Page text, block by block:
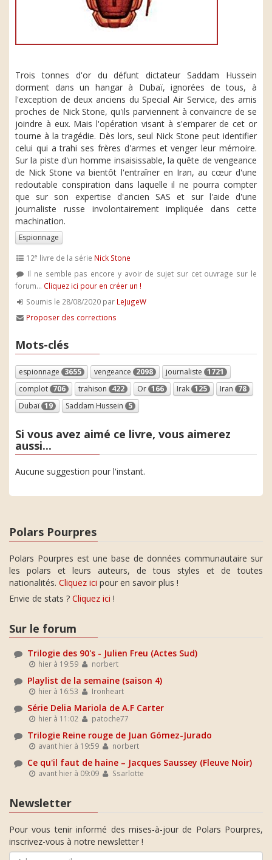
Trois tonnes d'or du défunt dictateur Saddam Hussein
dorment dans un hangar à Dubaï, ignorées de tous, à
l'exception de deux anciens du Special Air Service, des amis
proches de Nick Stone, qu'ils parviennent à convaincre de se
joindre à eux. Mais l'opération visant à s'emparer de cet or
tourne à la tragédie. Dès lors, seul Nick Stone peut identifier
celui qui a trahi ses frères d'armes et venger leur mémoire.
Sur la piste d'un homme insaisissable, la quête de vengeance
de Nick Stone va bientôt l'entraîner en Iran, au cœur d'une
redoutable conspiration dans laquelle il ne pourra compter
que sur son expertise d'ancien SAS et sur l'aide d'une
journaliste russe involontairement impliquée dans cette
machination.
Espionnage
12e livre de la série Nick Stone
Il ne semble pas encore y avoir de sujet sur cet ouvrage sur le
forum... Cliquez ici pour en créer un !
Soumis le 28/08/2020 par LeJugeW
Proposer des corrections
Mots-clés
espionnage 3655 vengeance 2098 journaliste 1721
complot 706 trahison 422 Or 166 Irak 125 Iran 78
Dubaï 19 Saddam Hussein 5
Si vous avez aimé ce livre, vous aimerez
aussi...
Aucune suggestion pour l'instant.
Polars Pourpres
Polars Pourpres est une base de données communautaire sur
les polars et leurs auteurs, de tous styles et de toutes
nationalités. Cliquez ici pour en savoir plus !
Envie de stats ? Cliquez ici !
Sur le forum
Trilogie des 90's - Julien Freu (Actes Sud)
hier à 19:59 norbert
Playlist de la semaine (saison 4)
hier à 16:53 Ironheart
Série Delia Mariola de A.F Carter
hier à 11:02 patoche77
Trilogie Reine rouge de Juan Gómez-Jurado
avant hier à 19:59 norbert
Ce qu'il faut de haine – Jacques Saussey (Fleuve Noir)
avant hier à 09:09 Ssarlotte
Newsletter
Pour vous tenir informé des mises-à-jour de Polars Pourpres,
inscrivez-vous à notre newsletter !